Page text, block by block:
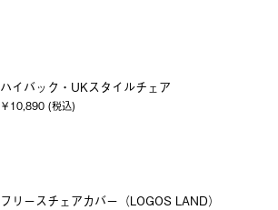
ハイバック・UKスタイルチェア
￥10,890 (税込)
フリースチェアカバー（LOGOS LAND）